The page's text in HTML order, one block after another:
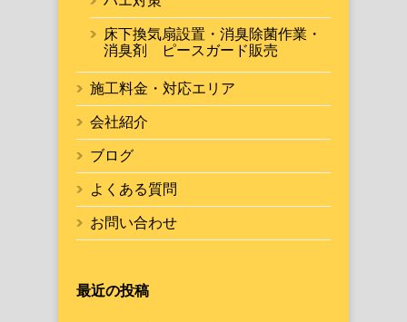
床下換気扇設置・消臭除菌作業・
消臭剤 ピースガード販売
施工料金・対応エリア
会社紹介
ブログ
よくある質問
お問い合わせ
最近の投稿